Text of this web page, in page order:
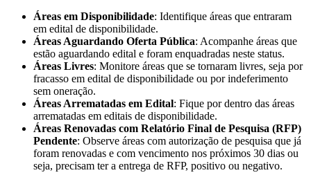
Áreas em Disponibilidade: Identifique áreas que entraram
em edital de disponibilidade.
Áreas Aguardando Oferta Pública: Acompanhe áreas que
estão aguardando edital e foram enquadradas neste status.
Áreas Livres: Monitore áreas que se tornaram livres, seja por
fracasso em edital de disponibilidade ou por indeferimento
sem oneração.
Áreas Arrematadas em Edital: Fique por dentro das áreas
arrematadas em editais de disponibilidade.
Áreas Renovadas com Relatório Final de Pesquisa (RFP)
Pendente: Observe áreas com autorização de pesquisa que já
foram renovadas e com vencimento nos próximos 30 dias ou
seja, precisam ter a entrega de RFP, positivo ou negativo.